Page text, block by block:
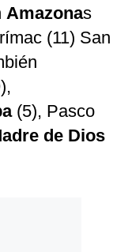
Amazonas
(11) San
(5), Pasco
de Dios